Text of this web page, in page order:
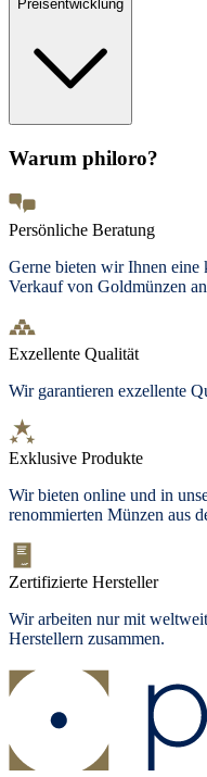
Preisentwicklung
Warum philoro?
Persönliche Beratung
Gerne bieten wir Ihnen
Verkauf von Goldmünzen
Exzellente Qualität
Wir garantieren exzellente
Exklusive Produkte
Wir bieten online und in
renommierten Münzen aus
Zertifizierte Hersteller
Wir arbeiten nur mit
Herstellern zusammen.